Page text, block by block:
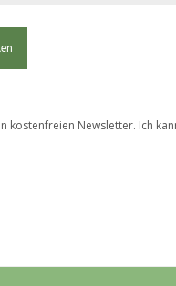
kostenfreien Newsletter. Ich